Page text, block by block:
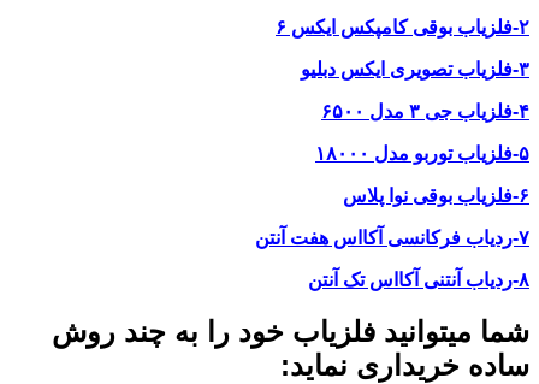
۲-فلزیاب بوقی کامپکس ایکس ۶
۳-فلزیاب تصویری ایکس دبلیو
۴-فلزیاب جی ۳ مدل ۶۵۰۰
۵-فلزیاب توربو مدل ۱۸۰۰۰
۶-فلزیاب بوقی نوا پلاس
۷-ردیاب فرکانسی آکااس هفت آنتن
۸-ردیاب آنتنی آکااس تک آنتن
شما میتوانید فلزیاب خود را به چند روش
ساده خریداری نماید: